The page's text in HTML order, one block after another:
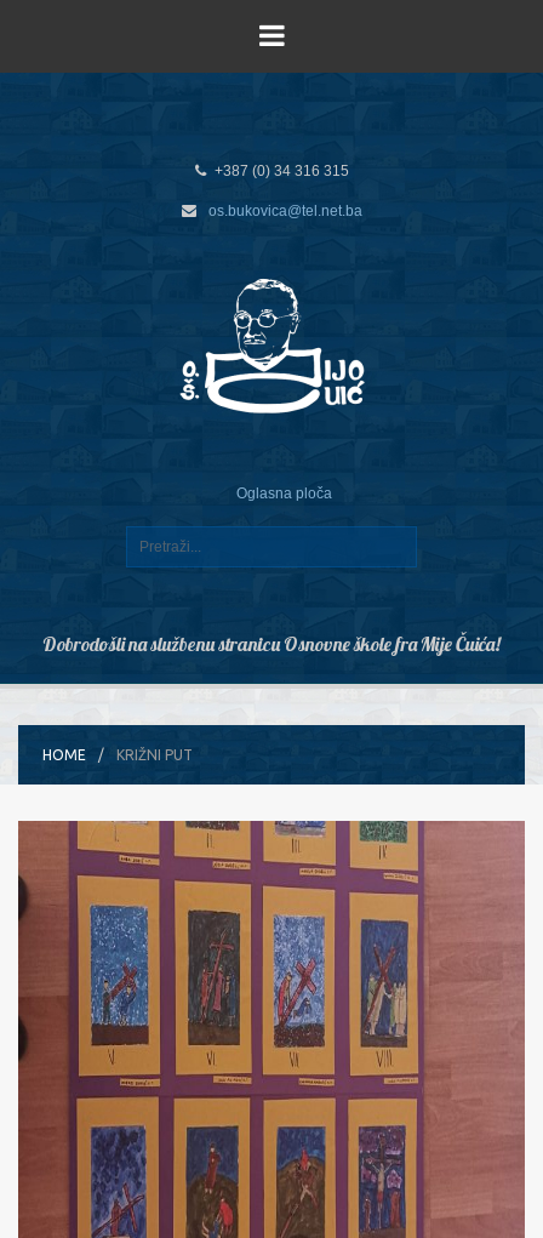
+387 (0) 34 316 315
os.bukovica@tel.net.ba
Oglasna ploča
Dobrodošli na službenu stranicu Osnovne škole fra Mije Čuića!
HOME KRIŽNI PUT